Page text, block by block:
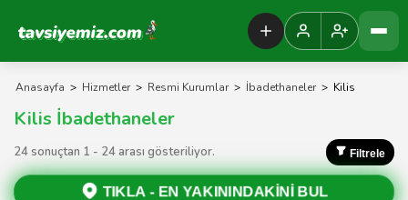
Tavsiyemiz Anasayfa
Anasayfa > Hizmetler > Resmi Kurumlar > İbadethaneler > Kilis
Kilis İbadethaneler
24 sonuçtan 1 - 24 arası gösteriliyor. Filtrele
TIKLA - EN YAKININDAKİNİ BUL